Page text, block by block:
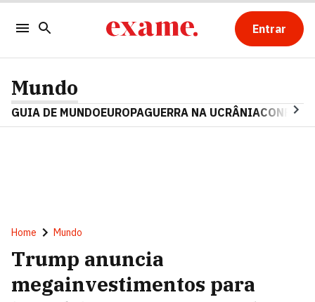
Entrar
Mundo
GUIA DE MUNDOEUROPAGUERRA NA UCRÂNIA
Home Mundo
Trump anuncia
megainvestimentos para